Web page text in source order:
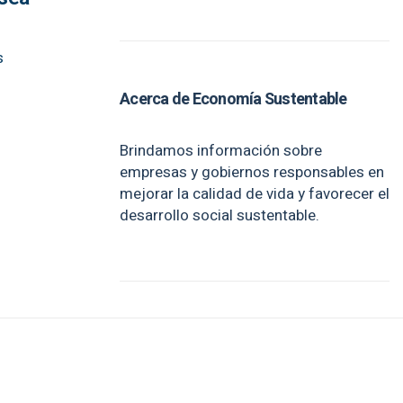
Acerca de Economía Sustentable
Brindamos información sobre
empresas y gobiernos responsables en
mejorar la calidad de vida y favorecer el
desarrollo social sustentable.